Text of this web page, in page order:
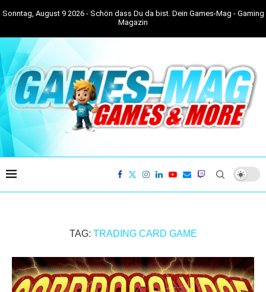
Sonntag, August 9 2026 - Schön dass Du da bist. Dein Games-Mag - Gaming
Magazin
TAG: TRADING CARD GAME